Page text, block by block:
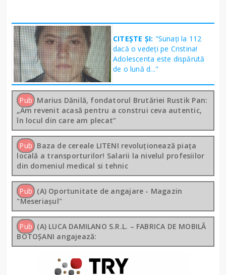
CITEȘTE ȘI: "Sunați la 112
dacă o vedeți pe Cristina!
Adolescenta este dispărută
de o lună d..."
Pub Marius Dănilă, fondatorul Brutăriei Rustik Pan:
„Am revenit acasă pentru a construi ceva autentic,
în locul din care am plecat”
Pub Baza de cereale LITENI revoluționează piața
locală a transporturilor! Salarii la nivelul profesiilor
din domeniul medical si tehnic
Pub (A) Oportunitate de angajare - Magazin
"Meseriașul"
Pub (A) LUCA DAMILANO S.R.L. – FABRICA DE MOBILĂ
BOTOȘANI angajează: